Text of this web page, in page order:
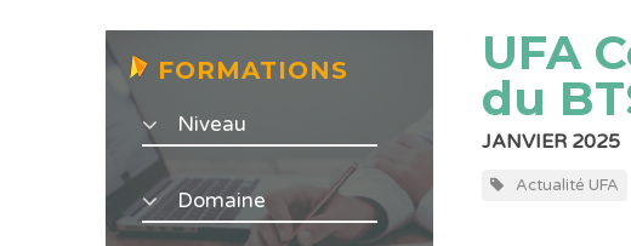
FORMATIONS
UFA
du
JANVIER 2025
Actualité UFA